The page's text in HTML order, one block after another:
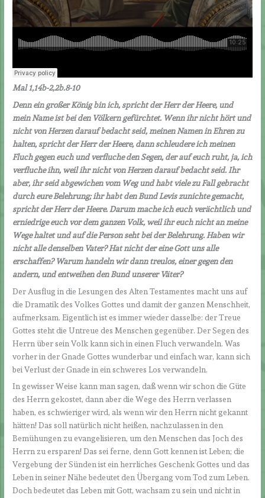
Mal 1,14b-2,2b.8-10
Denn ein großer König bin ich, spricht der Herr der Heere, und
mein Name ist bei den Völkern gefürchtet. Wenn ihr nicht hört und
nicht von Herzen darauf bedacht seid, meinen Namen in Ehren zu
halten, spricht der Herr der Heere, dann schleudere ich meinen
Fluch gegen euch und verfluche den Segen, der auf euch ruht, ja, ich
verfluche ihn, weil ihr nicht von Herzen darauf bedacht seid. Ihr
aber, ihr seid abgewichen vom Weg und habt viele zu Fall gebracht
durch eure Belehrung; ihr habt den Bund Levis zunichte gemacht,
spricht der Herr der Heere. Darum mache ich euch verächtlich und
erniedrige euch vor dem ganzen Volk, weil ihr euch nicht an meine
Wege haltet und auf die Person seht bei der Belehrung. Haben wir
nicht alle denselben Vater? Hat nicht der eine Gott uns alle
erschaffen? Warum handeln wir dann treulos, einer gegen den
andern, und entweihen den Bund unserer Väter?
Der Ausflug in die Lesungen des Alten Testamentes macht uns auf
die Dramatik des Volkes Gottes und damit der ganzen Menschheit,
aufmerksam. Eigentlich ist es immer wieder dasselbe: der Treue
Gottes steht die Untreue des Menschen gegenüber. Der Segen des
Herrn über sein Volk kann sich in einen Fluch verwandeln. Was
vorher in der Gnade Gottes wunderbar und einfach war, kann sich
bei Verlust der Gnade in ein schweres Los verwandeln.
In gewisser Weise kann man sagen, daß wenn wir schon die Güte
des Herrn gekostet, dann aber die Wege des Herrn verlassen
haben, es schwieriger wird, als wenn wir den Herrn nicht gekannt
hätten! Das soll natürlich nicht heißen, nachzulassen in den
Bemühungen zu evangelisieren, um den Menschen das Joch des
Herrn zu ersparen! Das sei ferne, denn Gott kennen ist Leben; die
Vergebung der Sünden ist ein herrliches Geschenk Gottes und das
Leben in seiner Nähe bedeutet den Übergang vom Tod zum Leben.
Doch bedeutet das Leben mit Gott, wachsam zu sein und nicht in